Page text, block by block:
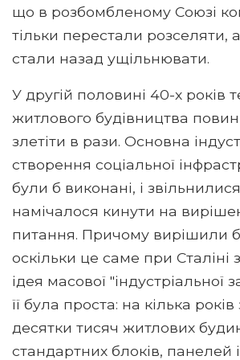
що в розбомбленому Союзі
тільки перестали розселяти,
стали назад ущільнювати.
У другій половині 40-х років
житлового будівництва
злетіти в рази. Основна
створення соціальної
були б виконані, і
намічалося кинути на
питання. Причому вирішили
оскільки це саме при Сталіні
ідея масової "індустріальної
її була проста: на кілька років
десятки тисяч житлових
стандартних блоків, панелей